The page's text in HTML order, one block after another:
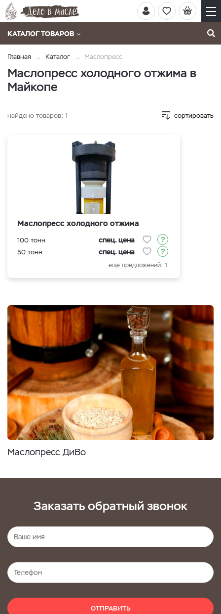
КАТАЛОГ ТОВАРОВ
Главная Каталог Маслопресс
Маслопресс холодного отжима в
Майкопе
найдено товаров: 1 сортировать
Маслопресс холодного отжима
100 тонн спец. цена
50 тонн спец. цена
еще предложений: 1
Маслопресс ДиВо
Заказать обратный звонок
ОТПРАВИТЬ